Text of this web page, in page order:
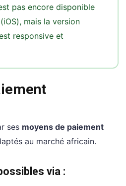
pas encore disponible
mais la version
responsive et
ses moyens de paiement
au marché africain.
via :